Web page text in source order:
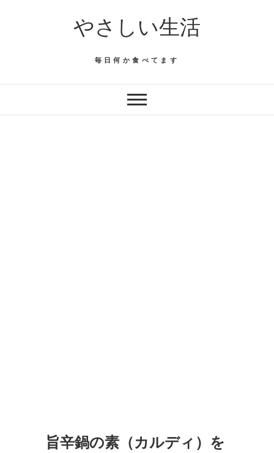
やさしい生活
毎日何か食べてます
旨辛鍋の素（カルディ）を